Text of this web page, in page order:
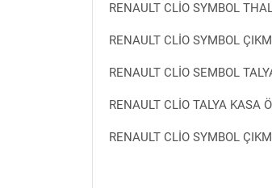
RENAULT CLİO SYMBOL
RENAULT CLİO SYMBOL
RENAULT CLİO SEMBOL
RENAULT CLİO TALYA KASA
RENAULT CLİO SYMBOL